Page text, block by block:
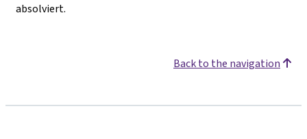
absolviert.
Back to the navigation